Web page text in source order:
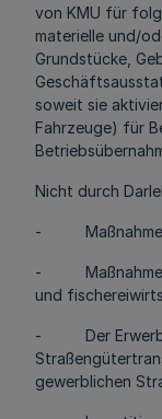
von KMU für
materielle und/
Grundstücke,
soweit sie
Fahrzeuge) für
Nicht durch
- Maßnahmen
- Maßnahmen,
und
- Der Erwerb
gewerblichen